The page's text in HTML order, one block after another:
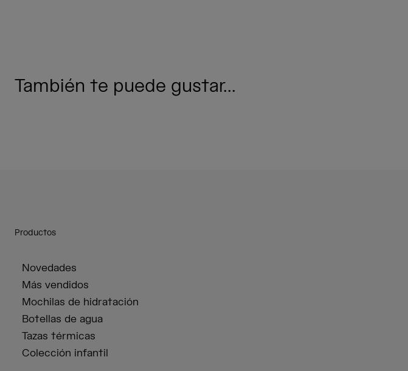
También te puede gustar...
Productos
Novedades
Más vendidos
Mochilas de hidratación
Botellas de agua
Tazas térmicas
Colección infantil